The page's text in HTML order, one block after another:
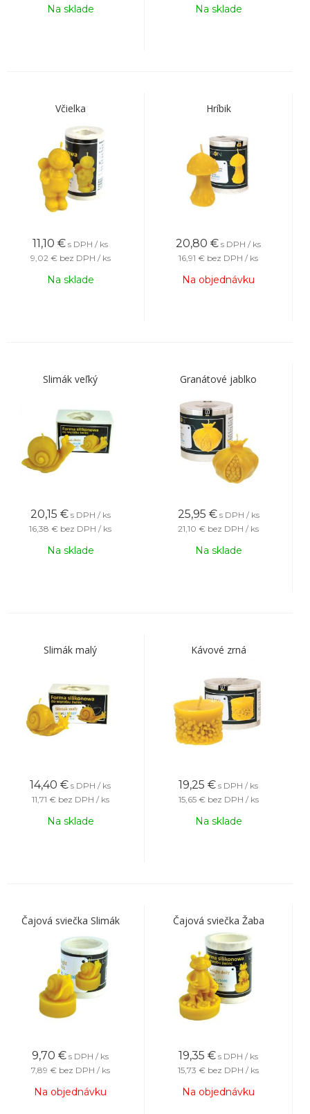
Na sklade Na sklade
Včielka
11,10 € s DPH / ks
9,02 € bez DPH / ks
Na sklade
Hríbik
20,80 € s DPH / ks
16,91 € bez DPH / ks
Na objednávku
Slimák veľký
20,15 € s DPH / ks
16,38 € bez DPH / ks
Na sklade
Granátové jablko
25,95 € s DPH / ks
21,10 € bez DPH / ks
Na sklade
Slimák malý
14,40 € s DPH / ks
11,71 € bez DPH / ks
Na sklade
Kávové zrná
19,25 € s DPH / ks
15,65 € bez DPH / ks
Na sklade
Čajová sviečka Slimák
9,70 € s DPH / ks
7,89 € bez DPH / ks
Na objednávku
Čajová sviečka Žaba
19,35 € s DPH / ks
15,73 € bez DPH / ks
Na objednávku